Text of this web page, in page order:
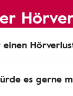
es gerne